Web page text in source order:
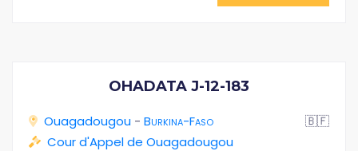
OHADATA J-12-183
Ouagadougou - Burkina-Faso
🇧🇫
Cour d'Appel de Ouagadougou